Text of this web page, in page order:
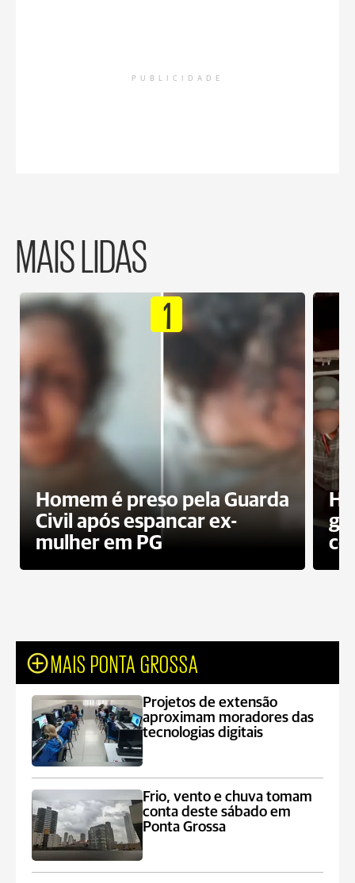
PUBLICIDADE
MAIS LIDAS
1
Homem é preso pela Guarda
Civil após espancar ex-
mulher em PG
MAIS PONTA GROSSA
Projetos de extensão
aproximam moradores das
tecnologias digitais
Frio, vento e chuva tomam
conta deste sábado em
Ponta Grossa